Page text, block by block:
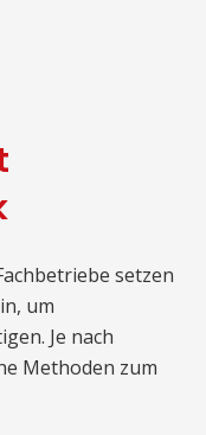
setzen
um
Je nach
Methoden zum